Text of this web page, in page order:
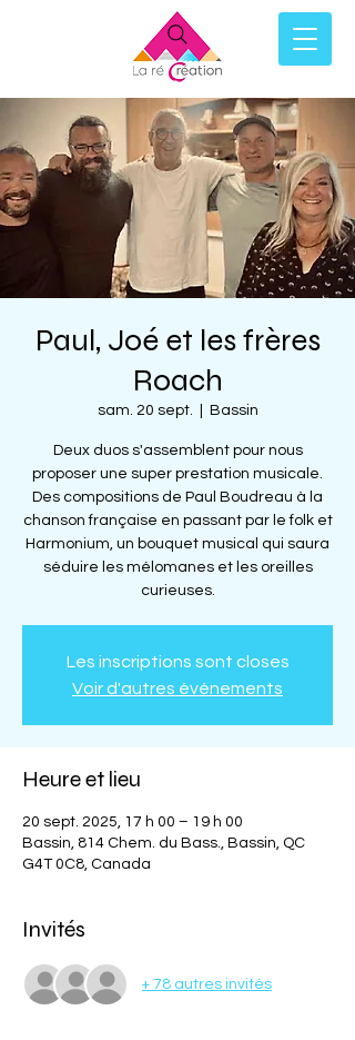
Paul, Joé et les frères
Roach
sam. 20 sept. Bassin
Deux duos s'assemblent pour nous
proposer une super prestation musicale.
Des compositions de Paul Boudreau à la
chanson française en passant par le folk et
Harmonium, un bouquet musical qui saura
séduire les mélomanes et les oreilles
curieuses.
Les inscriptions sont closes
Voir d'autres événements
Heure et lieu
20 sept. 2025, 17 h 00 – 19 h 00
Bassin, 814 Chem. du Bass., Bassin, QC
G4T 0C8, Canada
Invités
+ 78 autres invités